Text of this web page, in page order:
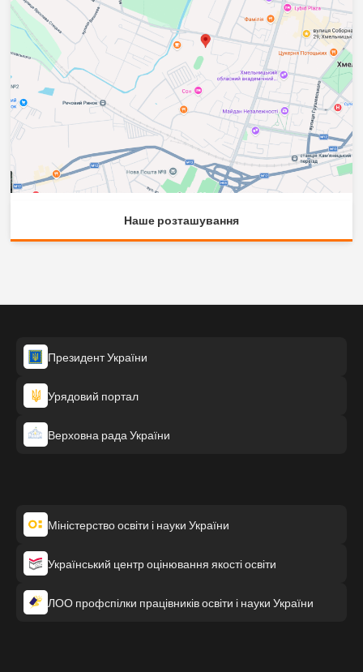
Наше розташування
Президент України
Урядовий портал
Верховна рада України
Міністерство освіти і науки України
Український центр оцінювання якості освіти
ЛОО профспілки працівників освіти і науки України